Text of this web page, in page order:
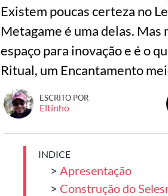
Existem poucas certeza no
Metagame é uma delas.
espaço para inovação e é o
Ritual, um Encantamento
ESCRITO POR
Eltinho
INDICE
> Apresentação
> Construção do